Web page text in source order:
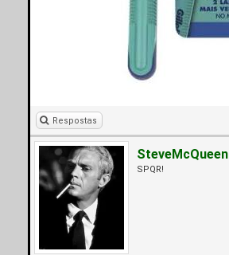
Respostas
SteveMcQueen
SPQR!